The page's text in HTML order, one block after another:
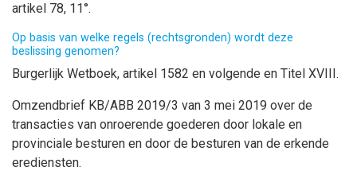
artikel 78, 11°.
Op basis van welke regels (rechtsgronden) wordt deze
beslissing genomen?
Burgerlijk Wetboek, artikel 1582 en volgende en Titel XVIII.
Omzendbrief KB/ABB 2019/3 van 3 mei 2019 over de
transacties van onroerende goederen door lokale en
provinciale besturen en door de besturen van de erkende
erediensten.